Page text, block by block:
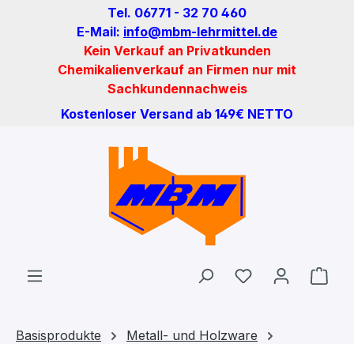
Zum Hauptinhalt springenTel. 06771 - 32 70 460
E-Mail: info@mbm-lehrmittel.de
Kein Verkauf an Privatkunden
Chemikalienverkauf an Firmen nur mit
Sachkundennachweis
Kostenloser Versand ab 149€ NETTO
Du hast 0
Basisprodukte
Metall- und Holzware